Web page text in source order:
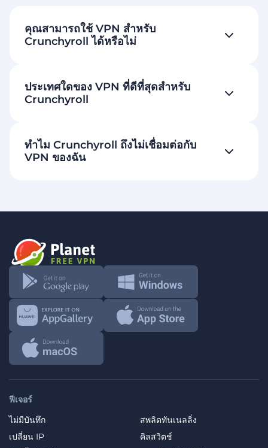
คุณสามารถใช้ VPN สำหรับ
Crunchyroll ได้หรือไม่
ประเทศใดของ VPN ที่ดีที่สุดสำหรับ
Crunchyroll
ทำไม Crunchyroll ถึงไม่เชื่อมต่อกับ
VPN ของฉัน
ฟีเจอร์
ไม่มีบันทึก
สพลิตทันเนลลิ่ง
เปลี่ยน IP
คิลสวิตช์